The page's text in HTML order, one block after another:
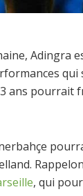
Adingra
qui
ans pourrait
, qui